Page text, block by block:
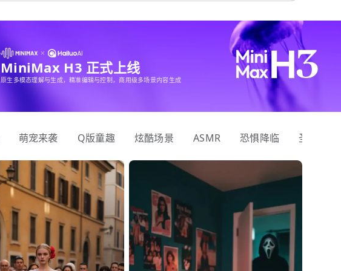
MiniMax H3 正式上线
原生多模态理解与生成，精准编辑与控制，商用级多场景内容生成
萌宠来袭 Q版童趣 炫酷场景 ASMR 恐惧降临 圣诞狂欢